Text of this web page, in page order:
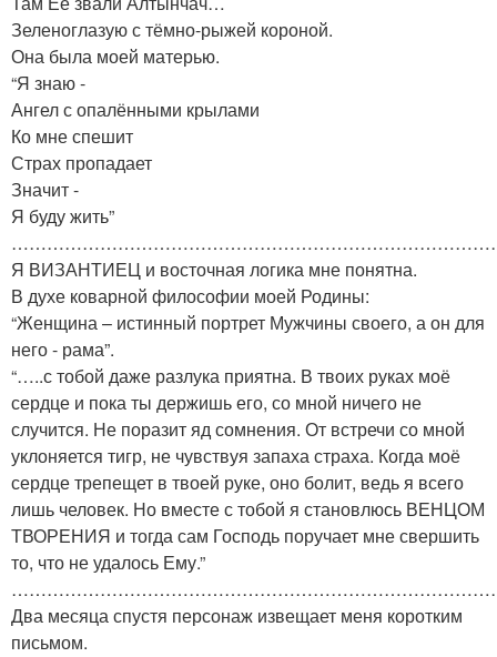
Зеленоглазую с тёмно-рыжей короной.
Она была моей матерью.
“Я знаю -
Ангел с опалёнными крылами
Ко мне спешит
Страх пропадает
Значит -
Я буду жить”
Я ВИЗАНТИЕЦ и восточная логика мне понятна.
В духе коварной философии моей Родины:
“Женщина – истинный портрет Мужчины своего, а он для
него - рама”.
“…..с тобой даже разлука приятна. В твоих руках моё
сердце и пока ты держишь его, со мной ничего не
случится. Не поразит яд сомнения. От встречи со мной
уклоняется тигр, не чувствуя запаха страха. Когда моё
сердце трепещет в твоей руке, оно болит, ведь я всего
лишь человек. Но вместе с тобой я становлюсь ВЕНЦОМ
ТВОРЕНИЯ и тогда сам Господь поручает мне свершить
то, что не удалось Ему.”
Два месяца спустя персонаж извещает меня коротким
письмом.